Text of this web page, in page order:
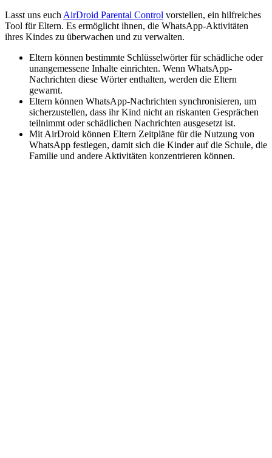
Lasst uns euch AirDroid Parental Control vorstellen, ein hilfreiches
Tool für Eltern. Es ermöglicht ihnen, die WhatsApp-Aktivitäten
ihres Kindes zu überwachen und zu verwalten.
Eltern können bestimmte Schlüsselwörter für schädliche oder
unangemessene Inhalte einrichten. Wenn WhatsApp-
Nachrichten diese Wörter enthalten, werden die Eltern
gewarnt.
Eltern können WhatsApp-Nachrichten synchronisieren, um
sicherzustellen, dass ihr Kind nicht an riskanten Gesprächen
teilnimmt oder schädlichen Nachrichten ausgesetzt ist.
Mit AirDroid können Eltern Zeitpläne für die Nutzung von
WhatsApp festlegen, damit sich die Kinder auf die Schule, die
Familie und andere Aktivitäten konzentrieren können.